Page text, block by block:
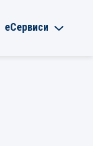
еСервиси